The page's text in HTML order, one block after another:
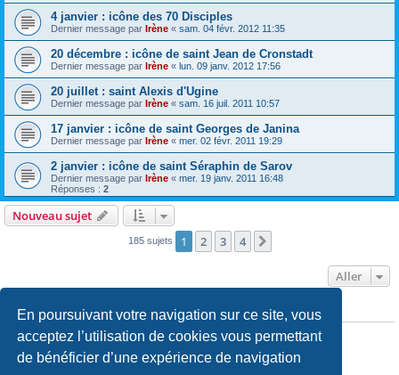
En poursuivant votre navigation sur ce site, vous
acceptez l’utilisation de cookies vous permettant
de bénéficier d’une expérience de navigation
4 janvier : icône des 70 Disciples
Dernier message par Irène « sam. 04 févr. 2012 11:35
20 décembre : icône de saint Jean de Cronstadt
Dernier message par Irène « lun. 09 janv. 2012 17:56
20 juillet : saint Alexis d'Ugine
Dernier message par Irène « sam. 16 juil. 2011 10:57
17 janvier : icône de saint Georges de Janina
Dernier message par Irène « mer. 02 févr. 2011 19:29
2 janvier : icône de saint Séraphin de Sarov
Dernier message par Irène « mer. 19 janv. 2011 16:48
Réponses : 2
Nouveau sujet
185 sujets 1 2 3 4
Aller
PERMISSIONS DU FORUM
Vousne pouvez paspublier de nouveaux sujets dans ce forum
Vousne pouvez pasrépondre aux sujets dans ce forum
Vousne pouvez pasmodifier vos messages dans ce forum
supprimer vos messages dans ce forum